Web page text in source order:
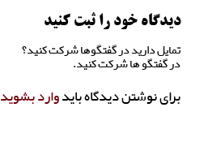
دیدگاه خود را ثبت کنید
تمایل دارید در گفتگوها شرکت کنید؟
در گفتگو ها شرکت کنید.
برای نوشتن دیدگاه بایدوارد بشوید